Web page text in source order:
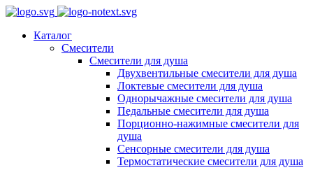
Каталог
Смесители
Смесители для душа
Двухвентильные смесители для душа
Локтевые смесители для душа
Однорычажные смесители для душа
Педальные смесители для душа
Порционно-нажимные смесители для
душа
Сенсорные смесители для душа
Термостатические смесители для душа